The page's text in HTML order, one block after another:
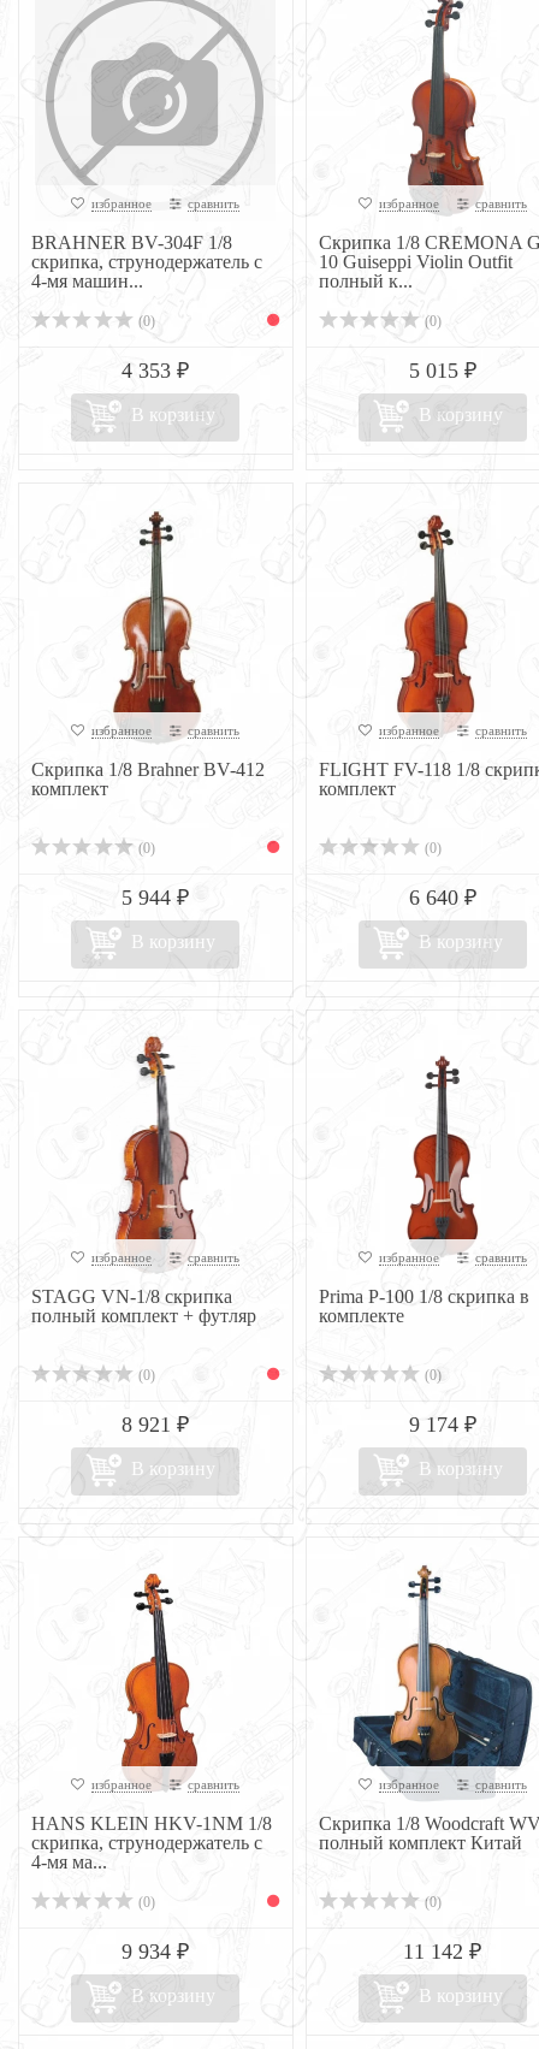
избранное сравнить
BRAHNER BV-304F 1/8
скрипка, струнодержатель с
4-мя машин...
(0)
4 353 ₽
В корзину
избранное сравнить
Скрипка 1/8 CREMONA
10 Guiseppi Violin Outfit
полный к...
(0)
5 015 ₽
В корзину
избранное сравнить
Скрипка 1/8 Brahner BV-412
комплект
(0)
5 944 ₽
В корзину
избранное сравнить
FLIGHT FV-118 1/8
комплект
(0)
6 640 ₽
В корзину
избранное сравнить
STAGG VN-1/8 скрипка
полный комплект + футляр
(0)
8 921 ₽
В корзину
избранное сравнить
Prima P-100 1/8 скрипка в
комплекте
(0)
9 174 ₽
В корзину
избранное сравнить
HANS KLEIN HKV-1NM 1/8
скрипка, струнодержатель с
4-мя ма...
(0)
9 934 ₽
В корзину
избранное сравнить
Скрипка 1/8 Woodcraft
полный комплект Китай
(0)
11 142 ₽
В корзину